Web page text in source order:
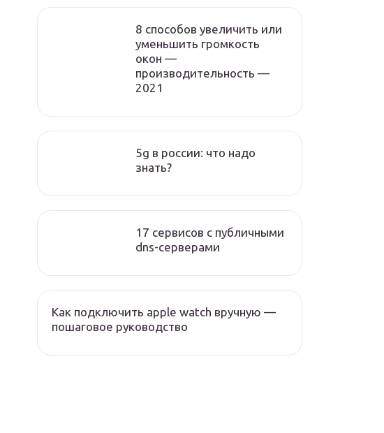
8 способов увеличить или
уменьшить громкость
окон —
производительность —
2021
5g в россии: что надо
знать?
17 сервисов с публичными
dns-серверами
Как подключить apple watch вручную —
пошаговое руководство